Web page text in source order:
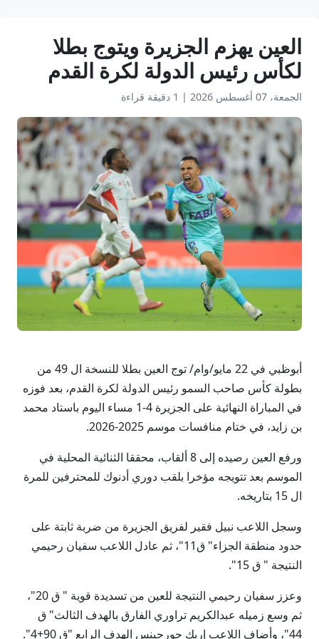
العين يهزم الجزيرة ويتوج بطلا
لكأس رئيس الدولة لكرة القدم
الجمعة، 07 أغسطس 2026 | 1 دقيقة قراءة
أبوظبي في 22 مايو/وام/ توج العين بطلا للنسخة ال 49 من
بطولة كأس صاحب السمو رئيس الدولة لكرة القدم، بعد فوزه
في المباراة النهائية على الجزيرة 4-1 مساء اليوم باستاد محمد
بن زايد، في ختام منافسات موسم 2025-2026.
ورفع العين رصيده إلى 8 ألقاب، محققا الثنائية المحلية في
الموسم بعد تتويجه مؤخرا بلقب دوري أدنوك للمحترفين للمرة
ال 15 بتاريخه.
وسجل اللاعب نبيل فقير لفريق الجزيرة من ضربة ثابتة على
حدود منطقة الجزاء" ق11"، ثم عادل اللاعب سفيان رحيمي
النتيجة " ق 15".
وعزز سفيان رحيمي النتيجة للعين من تسديدة قوية " ق 20"،
ثم وسع زميله عبدالكريم تراوري الفارق بالهدف الثالث" ق
44"، وأضاف اللاعب إريك جورجينس الهدف الرابع "ق 90+4".